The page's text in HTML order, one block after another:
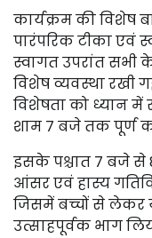
कार्यक्रम की विशेष
पारंपरिक टीका एवं
स्वागत उपरांत सभी
विशेष व्यवस्था रखी
विशेषता को ध्यान में
शाम 7 बजे तक पूर्ण
इसके पश्चात 7 बजे
आंसर एवं हास्य
जिसमें बच्चों से लेकर
उत्साहपूर्वक भाग